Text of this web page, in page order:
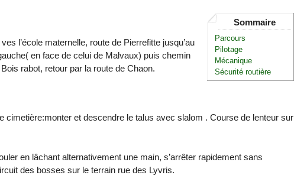
Sommaire
Parcours
Pilotage
Mécanique
Sécurité routière
l’école maternelle, route de Pierrefitte jusqu’au
en face de celui de Malvaux) puis chemin
rabot, retour par la route de Chaon.
cimetière:monter et descendre le talus avec slalom . Course de lenteur sur
en lâchant alternativement une main, s’arrêter rapidement sans
des bosses sur le terrain rue des Lyvris.